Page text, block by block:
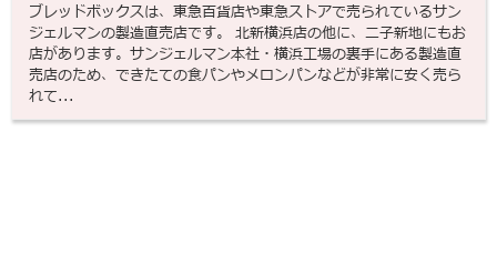
ブレッドボックスは、東急百貨店や東急ストアで売られているサン
ジェルマンの製造直売店です。 北新横浜店の他に、二子新地にもお
店があります。サンジェルマン本社・横浜工場の裏手にある製造直
売店のため、できたての食パンやメロンパンなどが非常に安く売ら
れて...